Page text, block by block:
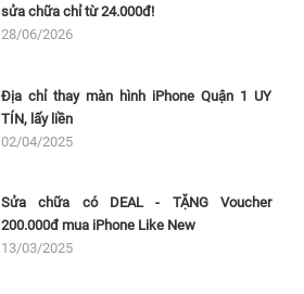
sửa chữa chỉ từ 24.000đ!
28/06/2026
Địa chỉ thay màn hình iPhone Quận 1 UY
TÍN, lấy liền
02/04/2025
Sửa chữa có DEAL - TẶNG Voucher
200.000đ mua iPhone Like New
13/03/2025